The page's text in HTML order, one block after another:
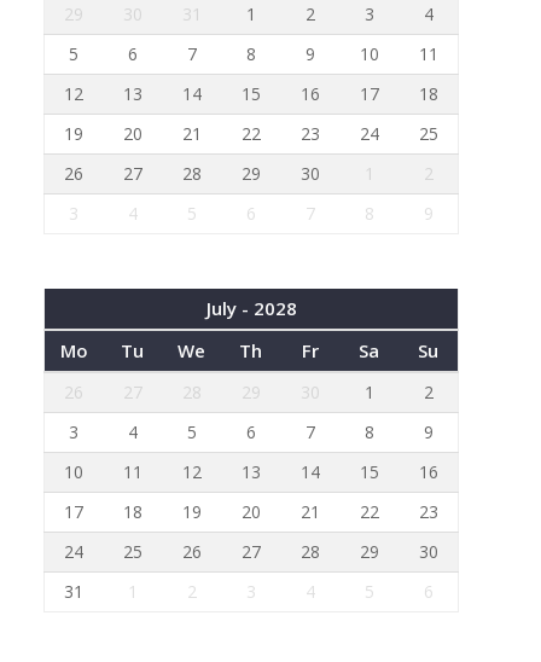
29 30 31 1 2 3
4
5
6 7 8 9 10
11
12
13 14 15 16 17
18
19
20 21 22 23 24
25
26
27 28 29 30 1
2
3
4 5 6 7 8 9
July - 2028
Mo
Tu We Th Fr Sa Su
26 27 28 29 30 1
2
3
4 5 6 7 8
9
10
11 12 13 14 15
16
17
18 19 20 21 22
23
24
25 26 27 28 29
30
31
1 2 3 4 5 6